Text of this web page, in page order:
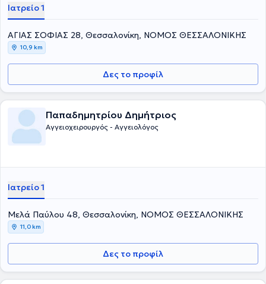
Ιατρείο 1
ΑΓΙΑΣ ΣΟΦΙΑΣ 28, Θεσσαλονίκη, ΝΟΜΟΣ ΘΕΣΣΑΛΟΝΙΚΗΣ
10,9 km
Δες το προφίλ
Παπαδημητρίου Δημήτριος
Αγγειοχειρουργός - Αγγειολόγος
Ιατρείο 1
Μελά Παύλου 48, Θεσσαλονίκη, ΝΟΜΟΣ ΘΕΣΣΑΛΟΝΙΚΗΣ
11,0 km
Δες το προφίλ